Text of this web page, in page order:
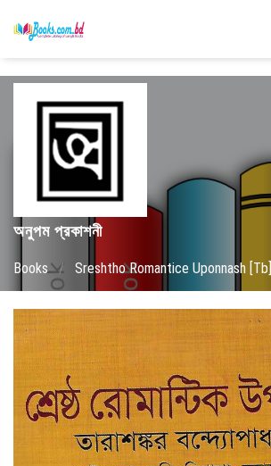
অনুপম প্রকাশনী
Books / Sreshtho Romantice Uponnash [Tb]